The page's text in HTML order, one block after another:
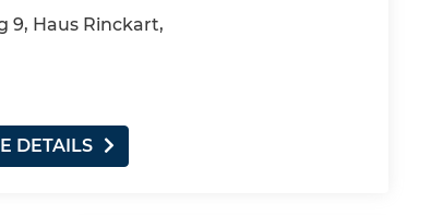
9, Haus Rinckart,
DETAILS